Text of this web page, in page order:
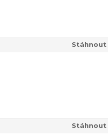
Stáhnout
Stáhnout